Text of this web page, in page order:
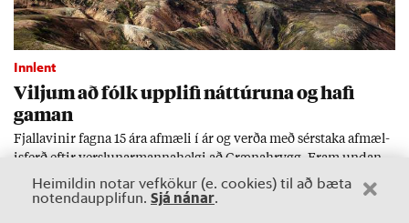
Innlent
Vilj­um að fólk upp­lifi nátt­úr­una og hafi
gam­an
Fjalla­vin­ir fagna 15 ára af­mæli í ár og verða með sér­staka af­mæl­
is­ferð eft­ir versl­un­ar­manna­helgi að Græna­hrygg. Fram und­an
eru alls kon­ar skemmti­leg­ar ferð­ir.
Heimildin notar vefkökur (e. cookies) til að bæta
notendaupplifun. Sjá nánar.